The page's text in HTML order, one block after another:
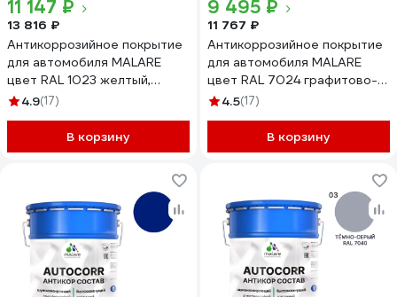
11 147 ₽
13 816 ₽
Антикоррозийное покрытие
для автомобиля MALARE
цвет RAL 1023 желтый,
матовая, 20 кг
4.9(17)
В корзину
9 495 ₽
11 767 ₽
Антикоррозийное покрытие
для автомобиля MALARE
цвет RAL 7024 графитово-
серый, матовая, 20 кг
4.5(17)
В корзину